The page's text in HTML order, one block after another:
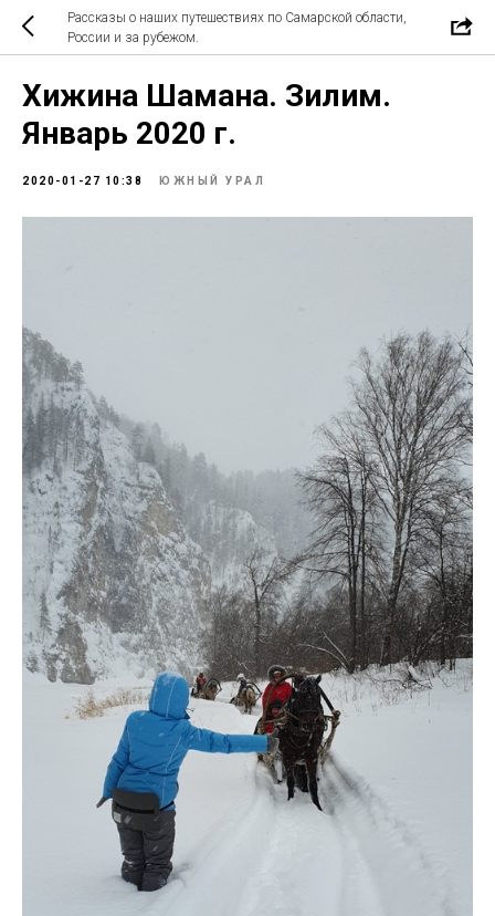
Рассказы о наших путешествиях по Самарской области,
России и за рубежом.
Хижина Шамана. Зилим.
Январь 2020 г.
2020-01-27 10:38 ЮЖНЫЙ УРАЛ